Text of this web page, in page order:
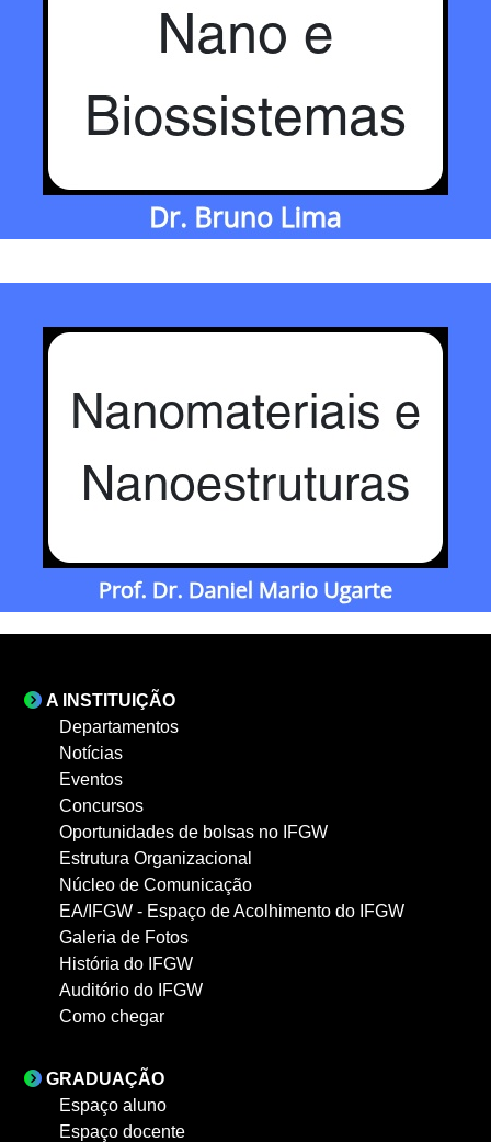
A INSTITUIÇÃO
Departamentos
Notícias
Eventos
Concursos
Oportunidades de bolsas no IFGW
Estrutura Organizacional
Núcleo de Comunicação
EA/IFGW - Espaço de Acolhimento do IFGW
Galeria de Fotos
História do IFGW
Auditório do IFGW
Como chegar
GRADUAÇÃO
Espaço aluno
Espaço docente